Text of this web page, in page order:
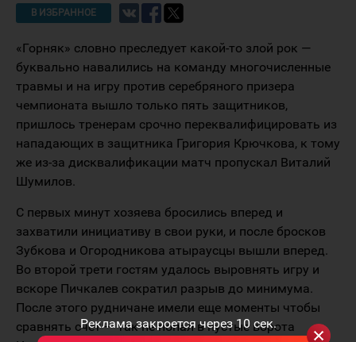
Реклама закроется через10 сек.
В ИЗБРАННОЕ
«Горняк» словно преследует какой-то злой рок —
буквально навалились на команду многочисленные
травмы и на игру против серебряного призера
чемпионата вышло только пять защитников,
пришлось тренерам срочно переквалифицировать из
нападающих в защитника Григория Крючкова, к тому
же из-за дисквалификации матч пропускал Виталий
Шумилов.
С первых минут хозяева бросились вперед и
захватили инициативу в свои руки, и после бросков
Зубкова и Огородникова атыраусцы вышли вперед.
Во второй трети гостям удалось выровнять игру и
вскоре Пичкалев сократил разрыв до минимума.
После этого рудничане имели еще моменты чтобы
сравнять счет — так не попал в пустые ворота